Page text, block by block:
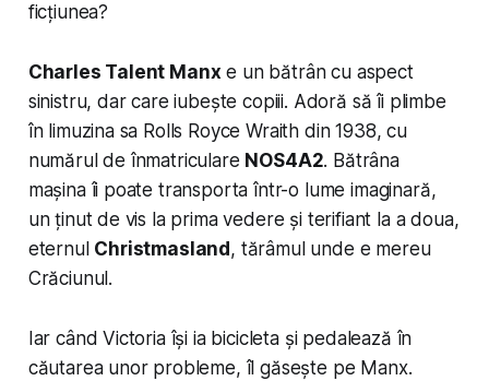
ficțiunea?
Charles Talent Manx e un bătrân cu aspect
sinistru, dar care iubește copiii. Adoră să îi plimbe
în limuzina sa Rolls Royce Wraith din 1938, cu
numărul de înmatriculare NOS4A2. Bătrâna
mașina îi poate transporta într-o lume imaginară,
un ținut de vis la prima vedere și terifiant la a doua,
eternul Christmasland , tărâmul unde e mereu
Crăciunul.
Iar când Victoria își ia bicicleta și pedalează în
căutarea unor probleme, îl găsește pe Manx.